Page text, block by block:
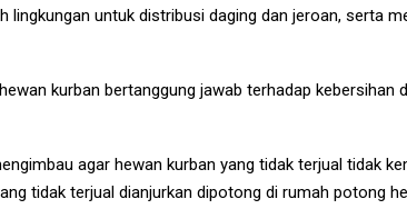
lingkungan untuk distribusi daging dan jeroan, serta
kurban bertanggung jawab terhadap
agar hewan kurban yang tidak terjual tidak
tidak terjual dianjurkan dipotong di rumah potong